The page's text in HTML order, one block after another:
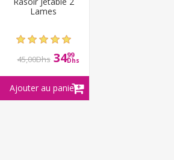
Lames
45,00Dhs 3499
Dhs